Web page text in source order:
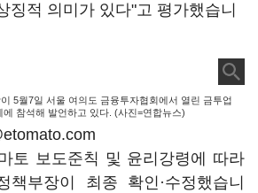
징적 의미가 있다"고 평가했습니
5월7일 서울 여의도 금융투자협회에서 열린 금투업
참석해 발언하고 있다. (사진=연합뉴스)
토 보도준칙 및 윤리강령에 따라
책부장이 최종 확인·수정했습니